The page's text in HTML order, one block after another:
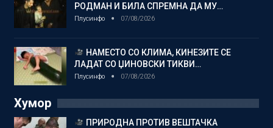
РОДМАН И БИЛА СПРЕМНА ДА МУ…
Плусинфо 07/08/2026
НАМЕСТО СО КЛИМА, КИНЕЗИТЕ СЕ
ЛАДАТ СО ЏИНОВСКИ ТИКВИ…
Плусинфо 07/08/2026
Хумор
ПРИРОДНА ПРОТИВ ВЕШТАЧКА